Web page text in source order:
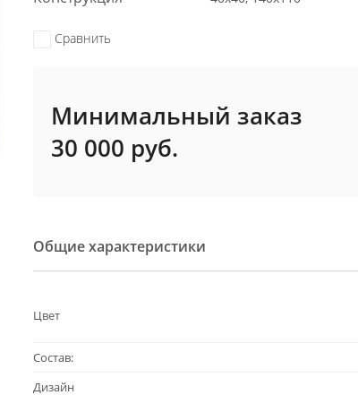
Сравнить
Минимальный заказ
30 000 руб.
Общие характеристики
Цвет
Состав:
Дизайн